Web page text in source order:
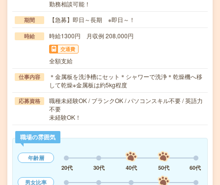
勤務相談可能！
期間 【急募】即日～長期 ※即日～！
時給 時給1300円 月収例 208,000円
交通費
全額支給
仕事内容
＊金属板を洗浄槽にセット＊シャワーで洗浄＊乾燥機へ移
して乾燥※金属板は約5kg程度
応募資格
職種未経験OK / ブランクOK / パソコンスキル不要 / 英語力
不要
未経験OK！
職場の雰囲気
年齢層
20代
30代 40代 50代
60代
男女比率